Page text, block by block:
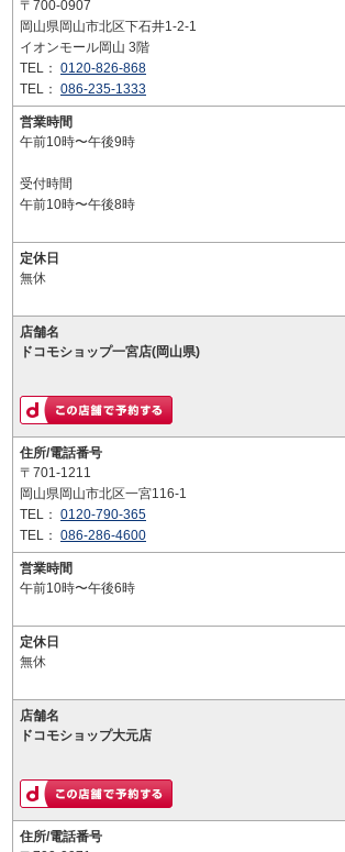
〒700-0907
岡山県岡山市北区下石井1-2-1
イオンモール岡山 3階
TEL： 0120-826-868
TEL： 086-235-1333
営業時間
午前10時〜午後9時
受付時間
午前10時〜午後8時
定休日
無休
店舗名
ドコモショップ一宮店(岡山県)
住所/電話番号
〒701-1211
岡山県岡山市北区一宮116-1
TEL： 0120-790-365
TEL： 086-286-4600
営業時間
午前10時〜午後6時
定休日
無休
店舗名
ドコモショップ大元店
住所/電話番号